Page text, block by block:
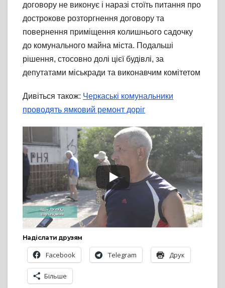
договору не виконує і наразі стоїть питання про
дострокове розторгнення договору та
повернення приміщення колишнього садочку
до комунального майна міста. Подальші
рішення, стосовно долі цієї будівлі, за
депутатами міськради та виконавчим комітетом
Дивіться також: Черкаські комунальники
проводять ямковий ремонт доріг
Надіслати друзям
Facebook Telegram Друк
Більше